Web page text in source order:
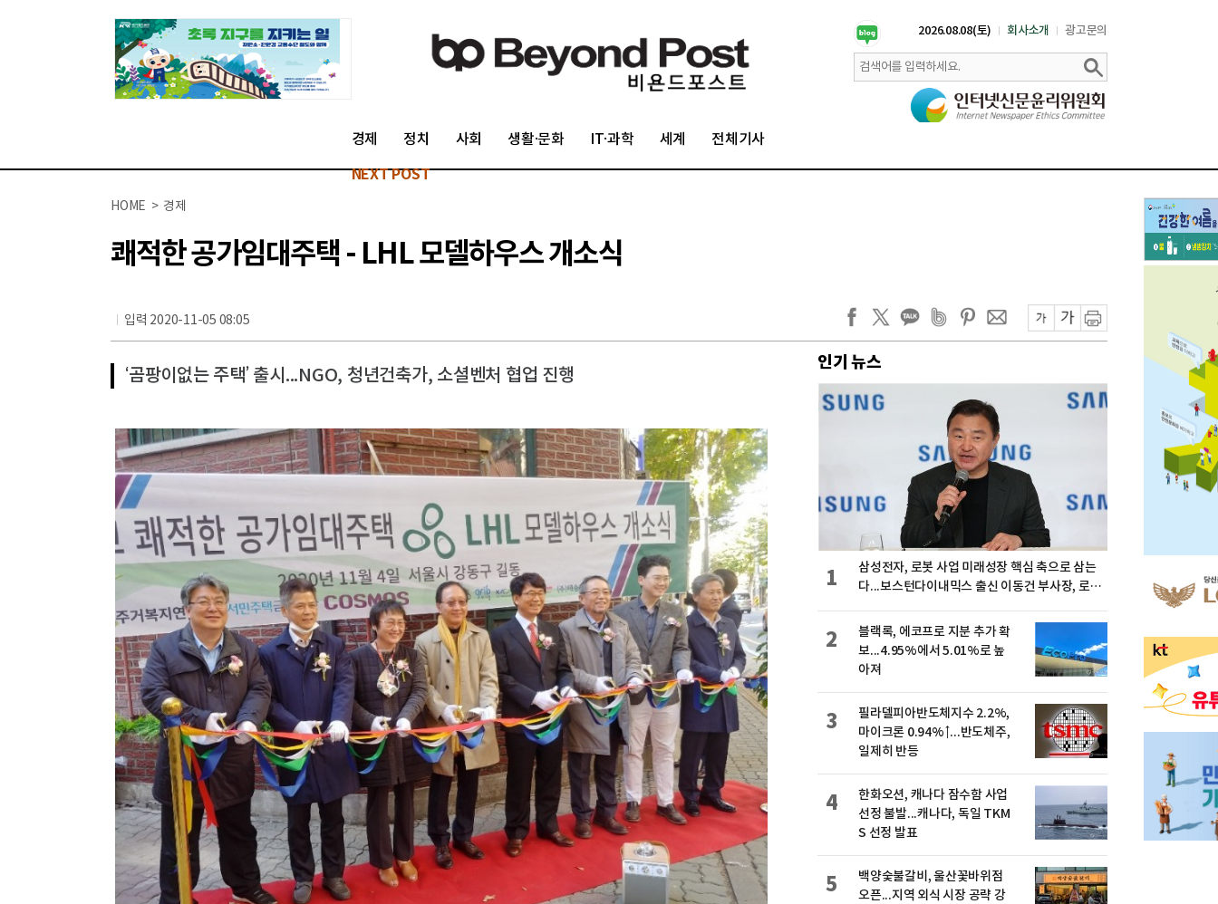
2026.08.08(토) 회사소개 광고문의
경제 정치 사회 생활·문화 IT·과학 세계 전체기사
NEXT POST
HOME > 경제
쾌적한 공가임대주택 - LHL 모델하우스 개소식
입력 2020-11-05 08:05
‘곰팡이없는 주택’ 출시...NGO, 청년건축가, 소셜벤처 협업 진행
인기 뉴스
삼성전자, 로봇 사업 미래성장 핵심 축으로 삼는
다...보스턴다이내믹스 출신 이동건 부사장, 로보
1
블랙록, 에코프로 지분 추가 확
보...4.95%에서 5.01%로 높
아져
2
필라델피아반도체지수 2.2%,
마이크론 0.94%↑...반도체주,
일제히 반등
3
한화오션, 캐나다 잠수함 사업
선정 불발...캐나다, 독일 TKM
S 선정 발표
4
백양숯불갈비, 울산꽃바위점
오픈...지역 외식 시장 공략 강
5